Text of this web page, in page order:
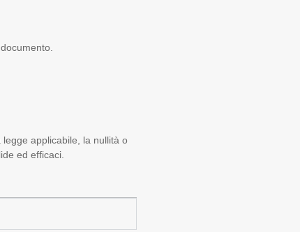
applicabile, la nullità o
ed efficaci.